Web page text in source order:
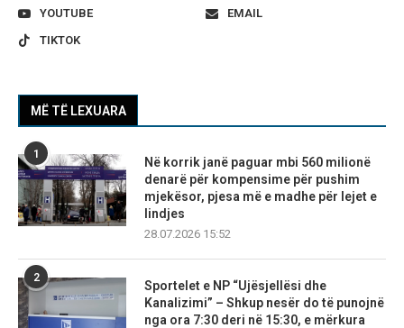
YOUTUBE
EMAIL
TIKTOK
MË TË LEXUARA
1
Në korrik janë paguar mbi 560 milionë
denarë për kompensime për pushim
mjekësor, pjesa më e madhe për lejet e
lindjes
28.07.2026 15:52
2
Sportelet e NP “Ujësjellësi dhe
Kanalizimi” – Shkup nesër do të punojnë
nga ora 7:30 deri në 15:30, e mërkura